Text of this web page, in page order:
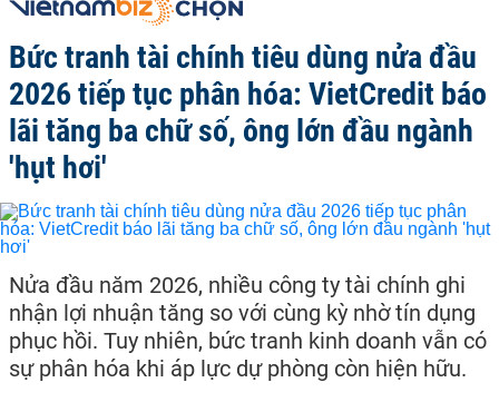
Bức tranh tài chính tiêu dùng nửa đầu
2026 tiếp tục phân hóa: VietCredit báo
lãi tăng ba chữ số, ông lớn đầu ngành
'hụt hơi'
Nửa đầu năm 2026, nhiều công ty tài chính ghi
nhận lợi nhuận tăng so với cùng kỳ nhờ tín dụng
phục hồi. Tuy nhiên, bức tranh kinh doanh vẫn có
sự phân hóa khi áp lực dự phòng còn hiện hữu.